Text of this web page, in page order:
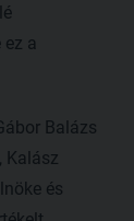
a
Balázs
Kalász
és